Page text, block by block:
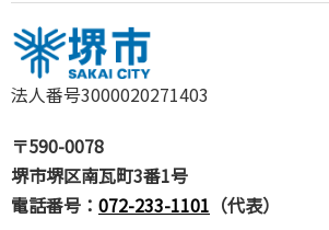
法人番号3000020271403
〒590-0078
堺市堺区南瓦町3番1号
電話番号： 072-233-1101 （代表）